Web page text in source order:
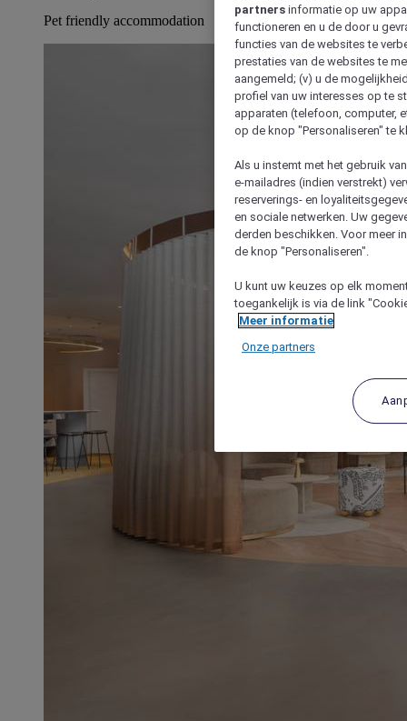
Pet friendly accommodation
partners informatie op uw
functioneren en u de door u
functies van de websites te
prestaties van de websites te
aangemeld; (v) u de
profiel van uw interesses op te
apparaten (telefoon, computer,
op de knop "Personaliseren" te
Als u instemt met het gebruik
e-mailadres (indien verstrekt)
reserverings- en
en sociale netwerken. Uw
derden beschikken. Voor meer
de knop "Personaliseren".
U kunt uw keuzes op elk
toegankelijk is via de link
Meer informatie
Onze partners